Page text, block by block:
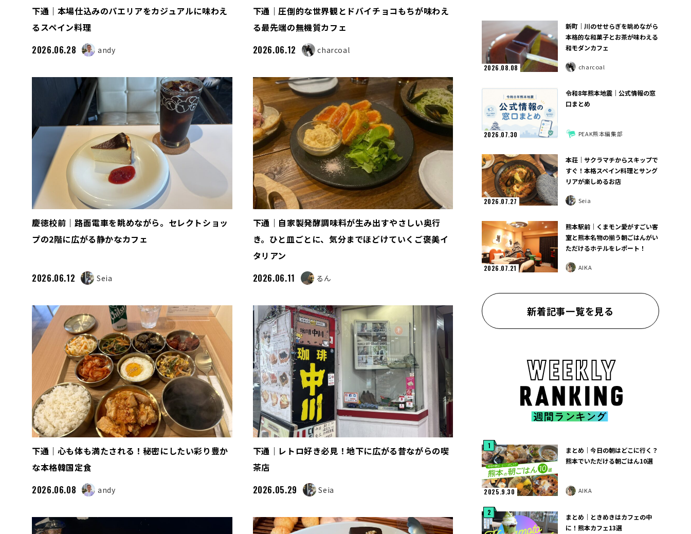
下通｜本場仕込みのパエリアをカジュアルに味わえ
るスペイン料理
2026.06.28
andy
下通｜圧倒的な世界観とドバイチョコもちが味わえ
る最先端の無機質カフェ
2026.06.12
charcoal
慶徳校前｜路面電車を眺めながら。セレクトショッ
プの2階に広がる静かなカフェ
2026.06.12 Seia
下通｜自家製発酵調味料が生み出すやさしい奥行
き。ひと皿ごとに、気分までほどけていくご褒美イ
タリアン
2026.06.11
るん
下通｜心も体も満たされる！秘密にしたい彩り豊か
な本格韓国定食
2026.06.08
andy
下通｜レトロ好き必見！地下に広がる昔ながらの喫
茶店
2026.05.29
Seia
2026.08.08
新町｜川のせせらぎを眺めながら
本格的な和菓子とお茶が味わえる
和モダンカフェ
charcoal
2026.07.30
令和8年熊本地震｜公式情報の窓
口まとめ
PEAK熊本編集部
2026.07.27
本荘｜サクラマチからスキップで
すぐ！本格スペイン料理とサング
リアが楽しめるお店
Seia
2026.07.21
熊本駅前｜くまモン愛がすごい客
室と熊本名物の揃う朝ごはんがい
ただけるホテルをレポート！
AIKA
新着記事一覧を見る
1
2025.9.30
まとめ｜今日の朝はどこに行く？
熊本でいただける朝ごはん10選
AIKA
2
まとめ｜ときめきはカフェの中
に！熊本カフェ13選